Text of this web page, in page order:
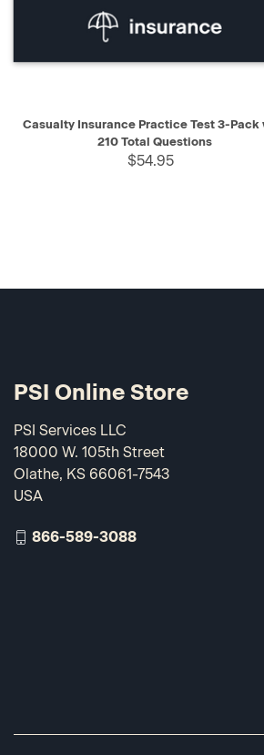
QUICK VIEW ADD TO
Casualty Insurance Practice Test 3-Pack
210 Total Questions
$54.95
PSI Online Store
PSI Services LLC
18000 W. 105th Street
Olathe, KS 66061-7543
USA
866-589-3088